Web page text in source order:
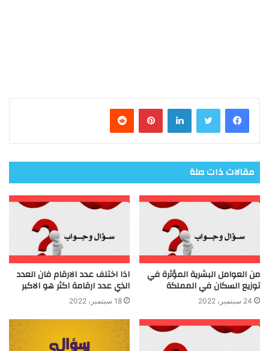
فيسبوك تويتر لينكدإن بينتيريست
مقالات ذات صلة
من العوامل البشرية المؤثرة في
توزيع السكان في المملكة
24 سبتمبر، 2022
اذا اختلف عدد الارقام فان العدد
الذي عدد ارقامة اكثر هو الاكبر
18 سبتمبر، 2022